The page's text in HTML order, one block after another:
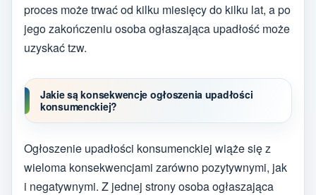
proces może trwać od kilku miesięcy do kilku lat, a po
jego zakończeniu osoba ogłaszająca upadłość może
uzyskać tzw.
Jakie są konsekwencje ogłoszenia upadłości
konsumenckiej?
Ogłoszenie upadłości konsumenckiej wiąże się z
wieloma konsekwencjami zarówno pozytywnymi, jak
i negatywnymi. Z jednej strony osoba ogłaszająca